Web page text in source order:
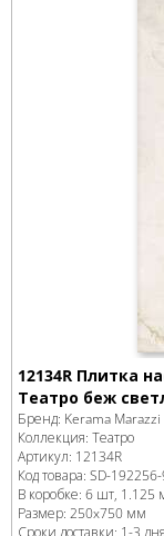
12134R Плитка
Театро беж
Бренд: Kerama Marazzi
Коллекция: Театро
Артикул: 12134R
Код товара: SD-192256
В коробке: 6 шт, 1.125
Размер: 250x750 мм
Сроки доставки: 1-3 дня